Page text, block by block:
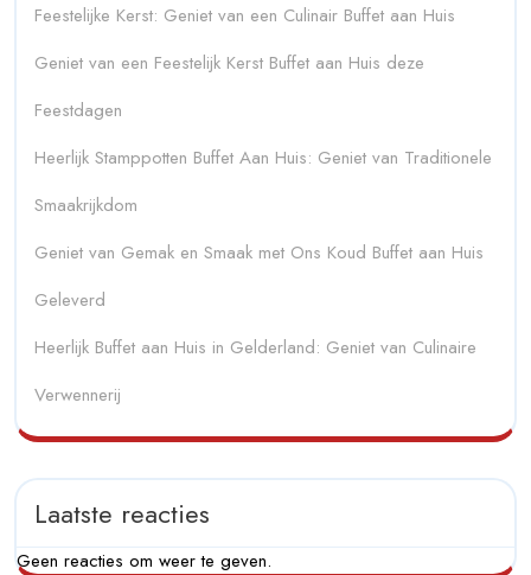
Feestelijke Kerst: Geniet van een Culinair Buffet aan Huis
Geniet van een Feestelijk Kerst Buffet aan Huis deze
Feestdagen
Heerlijk Stamppotten Buffet Aan Huis: Geniet van Traditionele
Smaakrijkdom
Geniet van Gemak en Smaak met Ons Koud Buffet aan Huis
Geleverd
Heerlijk Buffet aan Huis in Gelderland: Geniet van Culinaire
Verwennerij
Laatste reacties
Geen reacties om weer te geven.